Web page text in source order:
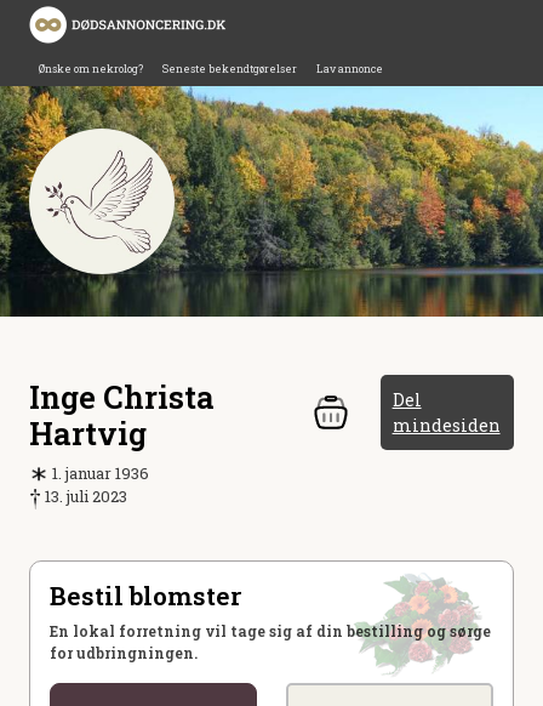
Ønske om nekrolog? Seneste bekendtgørelser Lav annonce
Inge Christa
Hartvig
Del
mindesiden
1. januar 1936
13. juli 2023
Bestil blomster
En lokal forretning vil tage sig af din bestilling og sørge
for udbringningen.